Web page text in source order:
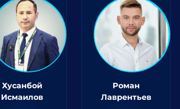
Хусанбой
Исмаилов
Роман
Лаврентьев